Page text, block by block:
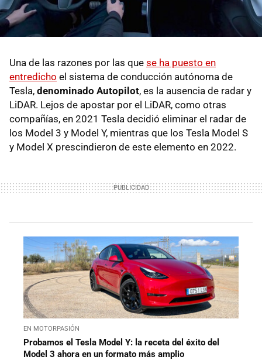
Una de las razones por las que se ha puesto en
entredicho el sistema de conducción autónoma de
Tesla, denominado Autopilot, es la ausencia de radar y
LiDAR. Lejos de apostar por el LiDAR, como otras
compañías, en 2021 Tesla decidió eliminar el radar de
los Model 3 y Model Y, mientras que los Tesla Model S
y Model X prescindieron de este elemento en 2022.
EN MOTORPASIÓN
Probamos el Tesla Model Y: la receta del éxito del
Model 3 ahora en un formato más amplio